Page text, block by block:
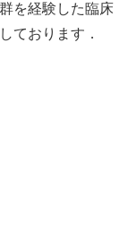
を経験した臨床
ております．